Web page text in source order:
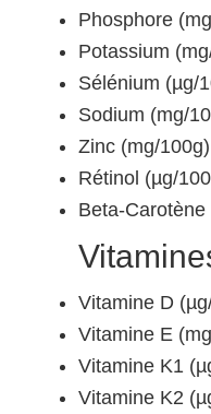
Phosphore
Potassium
Sélénium (µg/
Sodium (mg/
Zinc (mg/
Rétinol (µg/
Beta-
Vitamine D
Vitamine E
Vitamine K1
Vitamine K2